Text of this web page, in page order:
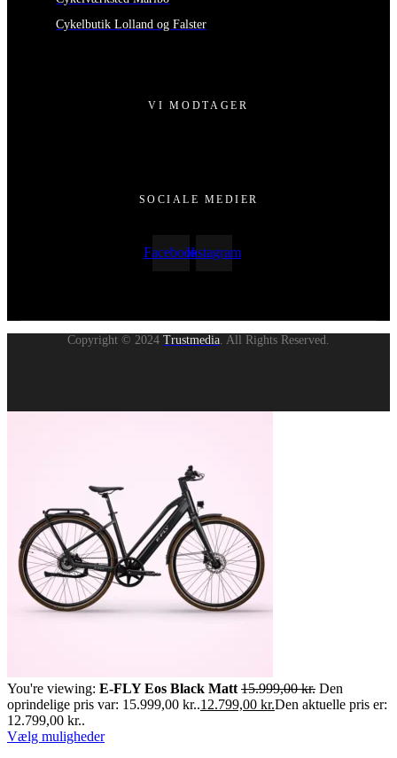
Cykelbutik Lolland og Falster
VI MODTAGER
SOCIALE MEDIER
FacebookInstagram
Copyright © 2024 Trustmedia. All Rights Reserved.
You're viewing: E-FLY Eos Black Matt 15.999,00kr. Den
oprindelige pris var: 15.999,00 kr..12.799,00 kr.Den aktuelle pris er:
12.799,00 kr..
Vælg muligheder